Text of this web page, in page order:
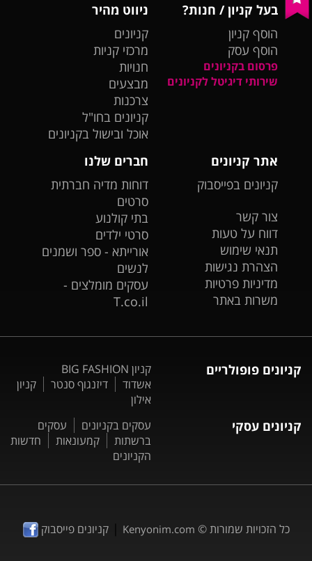
בעל קניון / חנות?
הוסף קניון
הוסף עסק
פרסום בקניונים
שירותי דיגיטל לקניונים
ניווט מהיר
קניונים
מרכזי קניות
חנויות
מבצעים
צרכנות
קניונים בחו"ל
אוכל ובישול בקניונים
אתר קניונים
קניונים בפייסבוק
צור קשר
דווח על טעות
תנאי שימוש
הצהרת נגישות
מדיניות פרטיות
משרות באתר
חברים שלנו
דוחות מדיה חברתית
סרטים
בתי קולנוע
סרטי ילדים
אורייתא - ספר ושמנים
לנשים
עסקים מומלצים -
T.co.il
קניונים פופולריים
קניון BIG FASHION
אשדוד
דיזנגוף סנטר
קניון
אילון
קניונים עסקי עסקים בקניונים
עסקים
ברשתות
קמעונאות
חדשות
הקניונים
כל הזכויות שמורות © Kenyonim.com
|קניונים פייסבוק